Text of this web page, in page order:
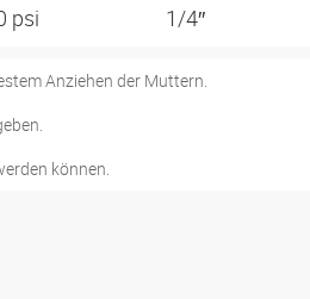
psi 1/4″
Anziehen der Muttern.
können.